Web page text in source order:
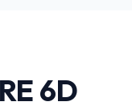
6D